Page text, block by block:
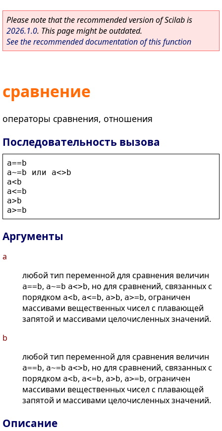
Please note that the recommended version of Scilab is
2026.1.0. This page might be outdated.
See the recommended documentation of this function
сравнение
операторы сравнения, отношения
Последовательность вызова
a==b
a~=b или a<>b
a<b
a<=b
a>b
a>=b
Аргументы
a
любой тип переменной для сравнения величин
a==b, a~=b a<>b, но для сравнений, связанных с
порядком a<b, a<=b, a>b, a>=b, ограничен
массивами вещественных чисел с плавающей
запятой и массивами целочисленных значений.
b
любой тип переменной для сравнения величин
a==b, a~=b a<>b, но для сравнений, связанных с
порядком a<b, a<=b, a>b, a>=b, ограничен
массивами вещественных чисел с плавающей
запятой и массивами целочисленных значений.
Описание